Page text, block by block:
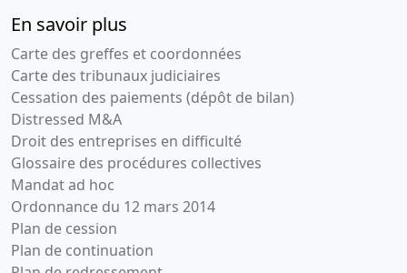
En savoir plus
Carte des greffes et coordonnées
Carte des tribunaux judiciaires
Cessation des paiements (dépôt de bilan)
Distressed M&A
Droit des entreprises en difficulté
Glossaire des procédures collectives
Mandat ad hoc
Ordonnance du 12 mars 2014
Plan de cession
Plan de continuation